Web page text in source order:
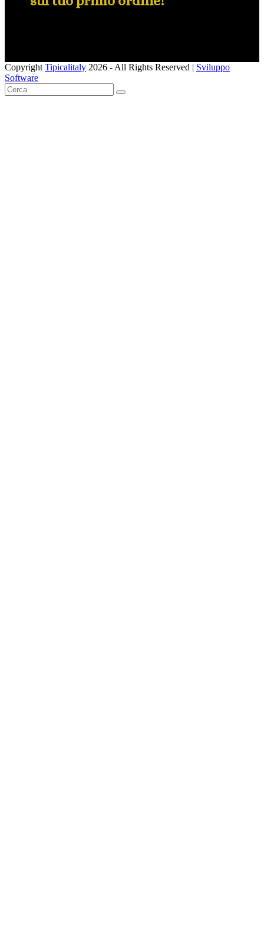
Copyright Tipicalitaly 2026 - All Rights Reserved | Sviluppo
Software
Pulsante
torna
Cerca
SUBMIT